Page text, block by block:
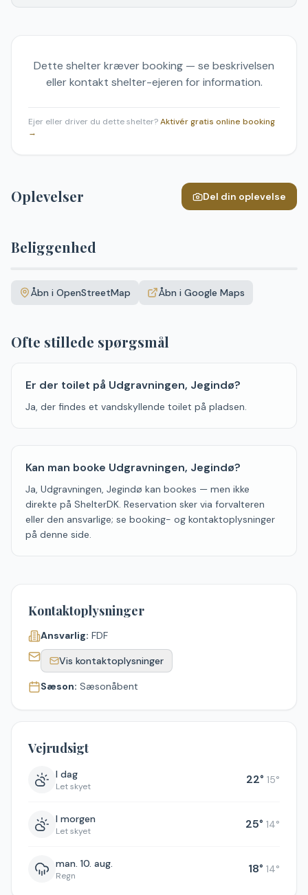
Dette shelter kræver booking — se beskrivelsen
eller kontakt shelter-ejeren for information.
Ejer eller driver du dette shelter?Aktivér gratis online booking
→
Oplevelser Del din oplevelse
Beliggenhed
+Åbn i OpenStreetMap Åbn i Google Maps
Ofte stillede spørgsmål
Er der toilet på Udgravningen, Jegindø?
Ja, der findes et vandskyllende toilet på pladsen.
Kan man booke Udgravningen, Jegindø?
Ja, Udgravningen, Jegindø kan bookes — men ikke
direkte på ShelterDK. Reservation sker via forvalteren
eller den ansvarlige; se booking- og kontaktoplysninger
på denne side.
Kontaktoplysninger
Ansvarlig: FDF
Vis kontaktoplysninger
Sæson: Sæsonåbent
Vejrudsigt
I dag
Let skyet 22° 15°
I morgen
Let skyet 25° 14°
man. 10. aug.
Regn 18° 14°